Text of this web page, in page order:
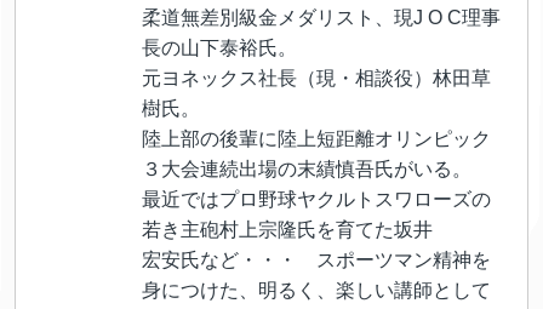
柔道無差別級金メダリスト、現J O C理事
長の山下泰裕氏。
元ヨネックス社長（現・相談役）林田草
樹氏。
陸上部の後輩に陸上短距離オリンピック
３大会連続出場の末績慎吾氏がいる。
最近ではプロ野球ヤクルトスワローズの
若き主砲村上宗隆氏を育てた坂井
宏安氏など・・・ スポーツマン精神を
身につけた、明るく、楽しい講師として